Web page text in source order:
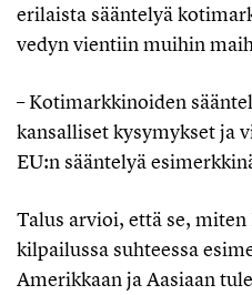
erilaista sääntelyä
vedyn vientiin muihin
– Kotimarkkinoiden
kansalliset kysymykset ja
EU:n sääntelyä
Talus arvioi, että se,
kilpailussa suhteessa
Amerikkaan ja Aasiaan